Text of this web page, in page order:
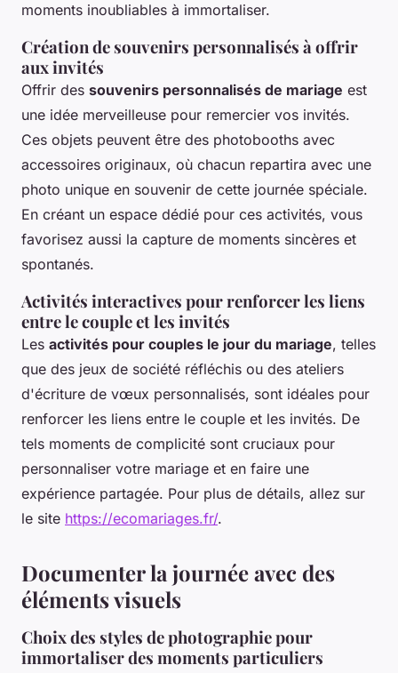
moments inoubliables à immortaliser.
Création de souvenirs personnalisés à offrir
aux invités
Offrir des souvenirs personnalisés de mariage est
une idée merveilleuse pour remercier vos invités.
Ces objets peuvent être des photobooths avec
accessoires originaux, où chacun repartira avec une
photo unique en souvenir de cette journée spéciale.
En créant un espace dédié pour ces activités, vous
favorisez aussi la capture de moments sincères et
spontanés.
Activités interactives pour renforcer les liens
entre le couple et les invités
Les activités pour couples le jour du mariage, telles
que des jeux de société réfléchis ou des ateliers
d'écriture de vœux personnalisés, sont idéales pour
renforcer les liens entre le couple et les invités. De
tels moments de complicité sont cruciaux pour
personnaliser votre mariage et en faire une
expérience partagée. Pour plus de détails, allez sur
le site https://ecomariages.fr/.
Documenter la journée avec des
éléments visuels
Choix des styles de photographie pour
immortaliser des moments particuliers